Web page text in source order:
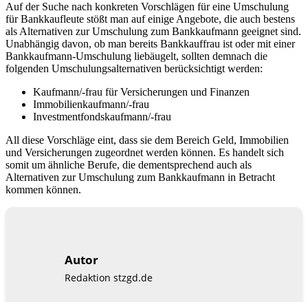
Auf der Suche nach konkreten Vorschlägen für eine Umschulung
für Bankkaufleute stößt man auf einige Angebote, die auch bestens
als Alternativen zur Umschulung zum Bankkaufmann geeignet sind.
Unabhängig davon, ob man bereits Bankkauffrau ist oder mit einer
Bankkaufmann-Umschulung liebäugelt, sollten demnach die
folgenden Umschulungsalternativen berücksichtigt werden:
Kaufmann/-frau für Versicherungen und Finanzen
Immobilienkaufmann/-frau
Investmentfondskaufmann/-frau
All diese Vorschläge eint, dass sie dem Bereich Geld, Immobilien
und Versicherungen zugeordnet werden können. Es handelt sich
somit um ähnliche Berufe, die dementsprechend auch als
Alternativen zur Umschulung zum Bankkaufmann in Betracht
kommen können.
Autor
Redaktion stzgd.de